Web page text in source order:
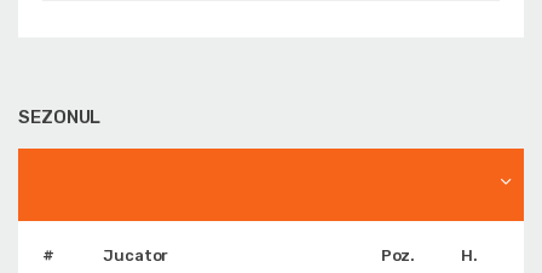
SEZONUL
# Jucator Poz. H.